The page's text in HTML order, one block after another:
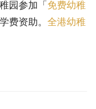
园参加「免费幼稚
费资助。 全港幼稚